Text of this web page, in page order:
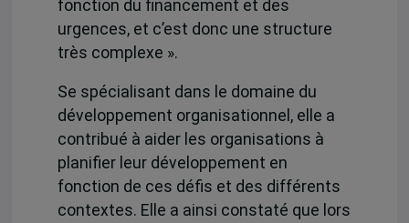
fonction du financement et des
urgences, et c’est donc une structure
très complexe ».
Se spécialisant dans le domaine du
développement organisationnel, elle a
contribué à aider les organisations à
planifier leur développement en
fonction de ces défis et des différents
contextes. Elle a ainsi constaté que lors